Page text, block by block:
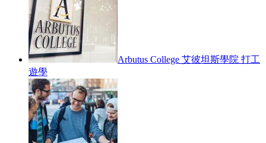
Arbutus College 艾彼坦斯學院 打工
遊學